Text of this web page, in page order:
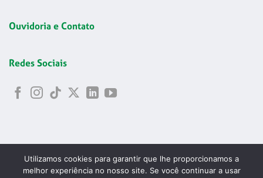
Ouvidoria e Contato
Redes Sociais
Utilizamos cookies para garantir que lhe proporcionamos a
melhor experiência no nosso site. Se você continuar a usar